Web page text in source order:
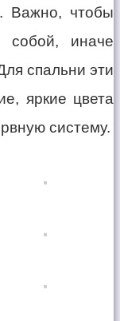
Важно, чтобы
собой, иначе
спальни эти
яркие цвета
систему.